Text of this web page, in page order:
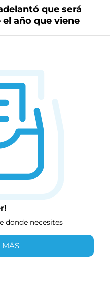
que será
año que viene
donde necesites
MÁS